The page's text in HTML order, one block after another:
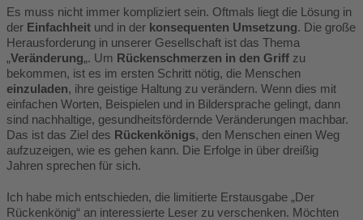
Es muss nicht immer kompliziert sein. Oftmals liegt die Lösung in
der Einfachheit und in der konsequenten Umsetzung. Die große
Herausforderung in unserer Gesellschaft ist das Thema
„Veränderung„. Um Rückenschmerzen in den Griff zu
bekommen, ist es im ersten Schritt nötig, die Menschen
einzuladen, ihre geistige Haltung zu verändern. Wenn dies mit
einfachen Worten, Beispielen und in Bildersprache gelingt, dann
sind nachhaltige, gesundheitsfördernde Veränderungen machbar.
Das ist das Ziel des Rückenkönigs, den Menschen einen Weg
aufzuzeigen, wie es gehen kann. Die Erfolge in über dreißig
Jahren sprechen für sich.
Ich habe mich entschieden, die limitierte Erstausgabe „Der
Rückenkönig“ an interessierte Leser zu verschenken. Möchten